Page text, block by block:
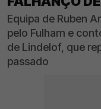
Equipa de Ruben
pelo Fulham e
de Lindelof, que
passado